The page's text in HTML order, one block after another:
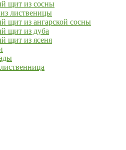
щит из сосны
лиственицы
щит из ангарской сосны
щит из дуба
щит из ясеня